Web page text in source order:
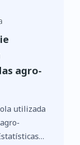
agro-
utilizada